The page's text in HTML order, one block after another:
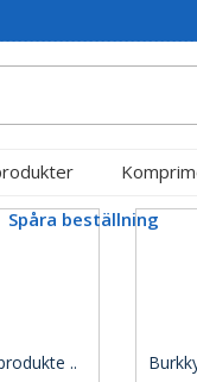
Spåra beställning
..